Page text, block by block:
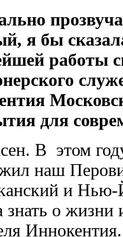
я бы
работы
для
В этом
наш
и
знать о жизни